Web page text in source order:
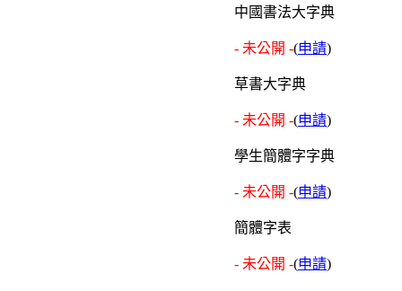
中國書法大字典
- 未公開 -(申請)
草書大字典
- 未公開 -(申請)
學生簡體字字典
- 未公開 -(申請)
簡體字表
- 未公開 -(申請)